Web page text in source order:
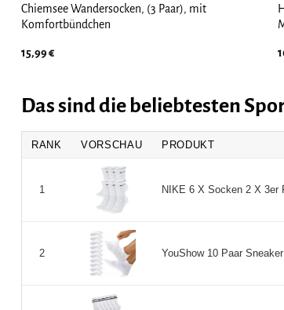
Chiemsee Wandersocken, (3 Paar), mit
Komfortbündchen
15,99€
Das sind die beliebtesten
RANK VORSCHAU PRODUKT
1 NIKE 6 X Socken 2 X 3er
2 YouShow 10 Paar